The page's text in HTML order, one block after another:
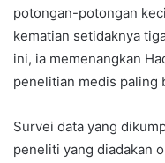
potongan-potongan
kematian setidaknya
ini, ia memenangkan
penelitian medis paling
Survei data yang
peneliti yang diadakan